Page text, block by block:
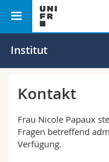
Universität
Forschung
Studieninteressierte
Ressourcen
Philosophische
Institut
Kontakt
Frau Nicole Papaux
Fragen betreffend
Verfügung.